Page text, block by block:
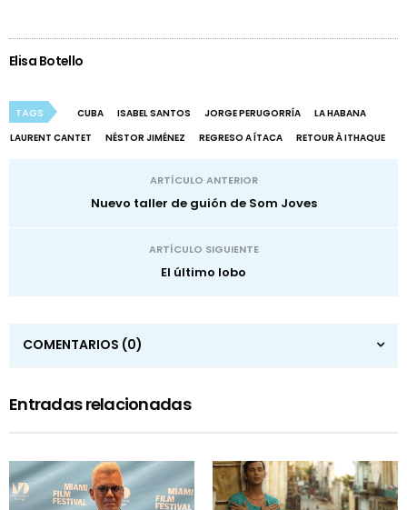
Elisa Botello
TAGS CUBA ISABEL SANTOS JORGE PERUGORRÍA
LA HABANA
LAURENT CANTET
NÉSTOR JIMÉNEZ REGRESO A ÍTACA RETOUR À ITHAQUE
ARTÍCULO ANTERIOR
Nuevo taller de guión de Som Joves
ARTÍCULO SIGUIENTE
El último lobo
COMENTARIOS (0)
Entradas relacionadas